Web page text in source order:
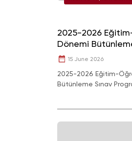
2025-2026
Dönemi
15 June 2026
2025-2026 Eğitim-
Bütünleme Sınav